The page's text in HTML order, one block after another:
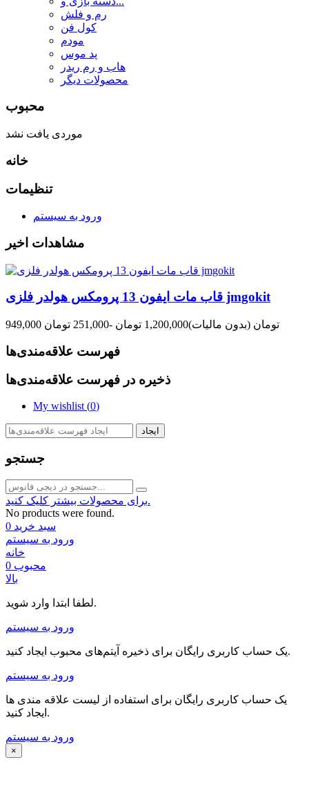
رم و فلش
کول فن
مودم
پد موس
هاب و رم ریدر
محصولات دیگر
محبوب
موردی یافت نشد
خانه
تنظیمات
ورود به سیستم
مشاهدات اخیر
قاب مات ایفون 13 پرومکس هولدر فلزی jmgokit
949,000 تومان (بدون مالیات)1,200,000 تومان -251,000 تومان
فهرست علاقه‌مندی‌ها
ذخیره در فهرست علاقه‌مندی‌ها
My wishlist (0)
ایجاد
جستجو
برای محصولات بیشتر کلیک کنید.
No products were found.
سبد خرید 0
ورود به سیستم
خانه
محبوب 0
بالا
لطفا ابتدا وارد شوید.
ورود به سیستم
یک حساب کاربری رایگان برای ذخیره آیتم‌های محبوب ایجاد کنید.
ورود به سیستم
یک حساب کاربری رایگان برای استفاده از لیست علاقه مندی ها
ایجاد کنید.
ورود به سیستم
×